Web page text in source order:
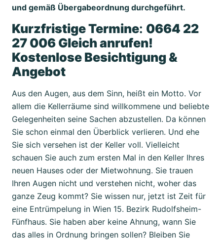
und gemäß Übergabeordnung durchgeführt.
Kurzfristige Termine: 0664 22
27 006 Gleich anrufen!
Kostenlose Besichtigung &
Angebot
Aus den Augen, aus dem Sinn, heißt ein Motto. Vor
allem die Kellerräume sind willkommene und beliebte
Gelegenheiten seine Sachen abzustellen. Da können
Sie schon einmal den Überblick verlieren. Und ehe
Sie sich versehen ist der Keller voll. Vielleicht
schauen Sie auch zum ersten Mal in den Keller Ihres
neuen Hauses oder der Mietwohnung. Sie trauen
Ihren Augen nicht und verstehen nicht, woher das
ganze Zeug kommt? Sie wissen nur, jetzt ist Zeit für
eine Entrümpelung in Wien 15. Bezirk Rudolfsheim-
Fünfhaus. Sie haben aber keine Ahnung, wann Sie
das alles in Ordnung bringen sollen? Bleiben Sie